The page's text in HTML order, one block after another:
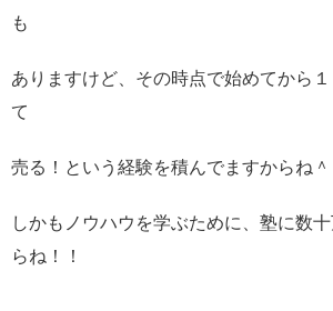
も
ありますけど、その時点で始めてから
て
売る！という経験を積んでますからね＾
しかもノウハウを学ぶために、塾に数
らね！！